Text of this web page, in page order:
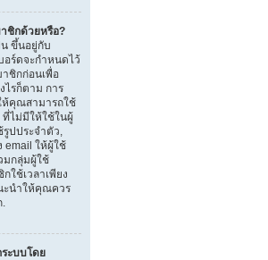
ชิกด้วยหรือ?
ขึ้นอยู่กับ
อร์ดจะกำหนดไว้
ชิกก่อนเพื่อ
ไรก็ตาม การ
ห้คุณสามารถใช้
ไม่มีให้ใช้ในผู้
ปประจำตัว,
email ให้ผู้ใช้
มกลุ่มผู้ใช้
ใช้เวลาเพียง
ะนำให้คุณควร
ะบบโดย